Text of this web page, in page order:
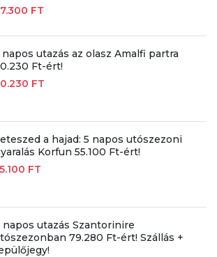
FT
napos utazás az olasz Amalfi partra
Ft-ért!
FT
a hajad: 5 napos utószezoni
Korfun 55.100 Ft-ért!
FT
napos utazás Szantorinire
79.280 Ft-ért! Szállás +